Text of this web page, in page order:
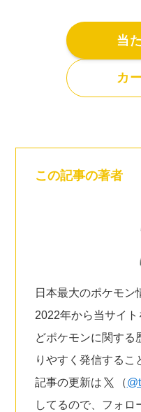
当
カ
この記事の著者
日本最大のポケモン
2022年から当サイ
どポケモンに関する
りやすく発信するこ
記事の更新は
（
してるので、フォロ